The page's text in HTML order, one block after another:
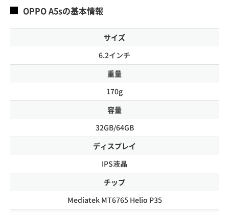
OPPO A5sの基本情報
サイズ
6.2インチ
重量
170g
容量
32GB/64GB
ディスプレイ
IPS液晶
チップ
Mediatek MT6765 Helio P35